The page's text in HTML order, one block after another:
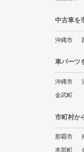
中古車を
沖縄市
車パーツ
沖縄市
金武町
市町村か
那覇市
本部町